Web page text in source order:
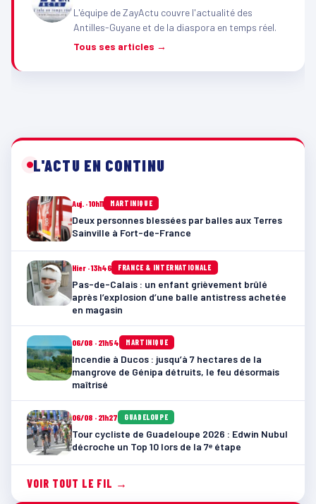
L'équipe de ZayActu couvre l'actualité des
Antilles-Guyane et de la diaspora en temps réel.
Tous ses articles →
L'ACTU EN CONTINU
Auj. · 10h11 MARTINIQUE
Deux personnes blessées par balles aux Terres
Sainville à Fort-de-France
Hier · 13h46 FRANCE & INTERNATIONALE
Pas-de-Calais : un enfant grièvement brûlé
après l’explosion d’une balle antistress achetée
en magasin
06/08 · 21h54 MARTINIQUE
Incendie à Ducos : jusqu’à 7 hectares de la
mangrove de Génipa détruits, le feu désormais
maîtrisé
06/08 · 21h27 GUADELOUPE
Tour cycliste de Guadeloupe 2026 : Edwin Nubul
décroche un Top 10 lors de la 7ᵉ étape
VOIR TOUT LE FIL →